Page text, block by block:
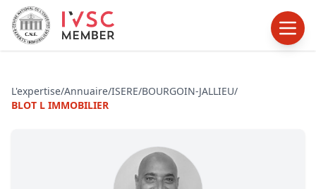
L'expertise/Annuaire/ISERE/BOURGOIN-JALLIEU/
BLOT L IMMOBILIER